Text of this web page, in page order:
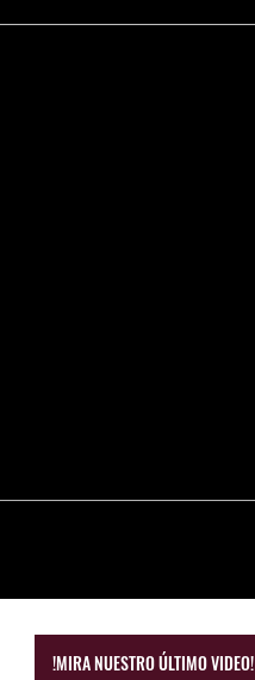
!MIRA NUESTRO ÚLTIMO VIDEO!